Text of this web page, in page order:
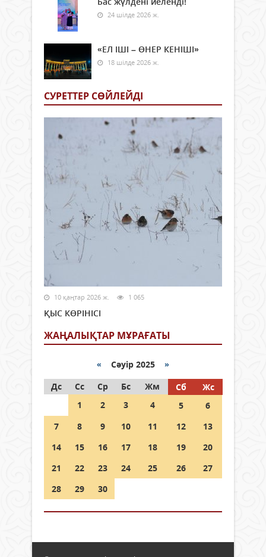
24 шілде 2026 ж.
«ЕЛ ІШІ – ӨНЕР КЕНІШІ»
18 шілде 2026 ж.
СУРЕТТЕР СӨЙЛЕЙДI
10 қаңтар 2026 ж. 1 065
ҚЫС КӨРІНІСІ
ЖАҢАЛЫҚТАР МҰРАҒАТЫ
« Сәуір 2025 »
Дс
Сс Ср Бс Жм Сб
Жс
1
2 3 4 5
6
7
8 9 10 11 12
13
14
15 16 17 18 19
20
21
22 23 24 25 26
27
28
29 30